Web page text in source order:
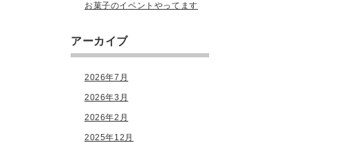
お菓子のイベントやってます
アーカイブ
2026年7月
2026年3月
2026年2月
2025年12月